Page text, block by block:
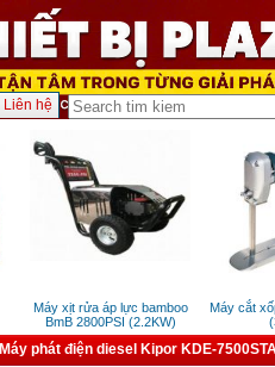
Liên hệ
Máy xịt rửa áp lực bamboo
BmB 2800PSI (2.2KW)
Máy cắt
Máy phát điện diesel Kipor KDE-